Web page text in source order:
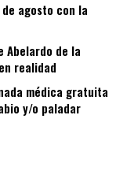
agosto con la
Abelardo de la
realidad
médica gratuita
y/o paladar